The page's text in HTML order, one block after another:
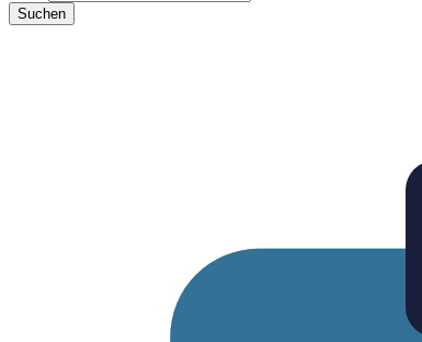
Suchen